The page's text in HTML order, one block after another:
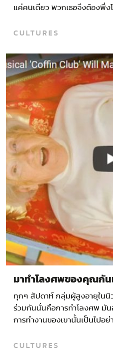
แค่คนเดียว พวกเธอจึงต้องพึ่ง
CULTURES
มาทำโลงศพของคุณกัน
ทุกๆ สัปดาห์ กลุ่มผู้สูงอายุในนิ
ร่วมกันนั่นคือการทำโลงศพ มั
การทำงานของเขานั้นเป็นไปอ
CULTURES